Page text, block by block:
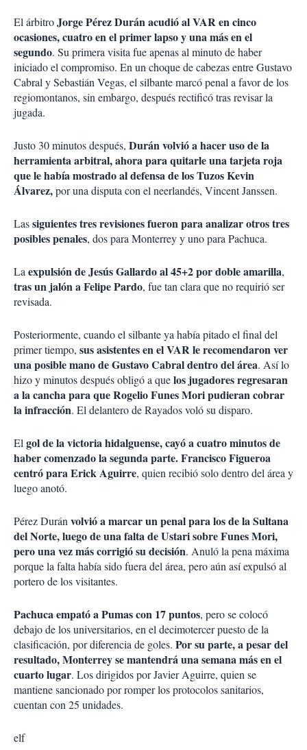
El árbitroJorge Pérez Durán acudió al VAR en cinco
ocasiones, cuatro en el primer lapso y una más en el
segundo. Su primera visita fue apenas al minuto de haber
iniciado el compromiso. En un choque de cabezas entre Gustavo
Cabral y Sebastián Vegas, el silbante marcó penal a favor de los
regiomontanos, sin embargo, después rectificó tras revisar la
jugada.
Justo 30 minutos después, Durán volvió a hacer uso de la
herramienta arbitral, ahora para quitarle una tarjeta roja
que le había mostrado al defensa de los Tuzos Kevin
Álvarez,por una disputa con el neerlandés, Vincent Janssen.
Lassiguientes tres revisiones fueron para analizar otros tres
posibles penales, dos para Monterrey y uno para Pachuca.
La expulsión de Jesús Gallardo al 45+2 por doble amarilla,
tras un jalón a Felipe Pardo, fue tan clara que no requirió ser
revisada.
Posteriormente, cuando el silbante ya había pitado el final del
primer tiempo, sus asistentes en el VAR le recomendaron ver
una posible mano de Gustavo Cabral dentro del área. Así lo
hizo y minutos después obligó a quelos jugadores regresaran
a la cancha para que Rogelio Funes Mori pudieran cobrar
la infracción. El delantero de Rayados voló su disparo.
El gol de la victoria hidalguense, cayó a cuatro minutos de
haber comenzado la segunda parte. Francisco Figueroa
centró para Erick Aguirre, quien recibió solo dentro del área y
luego anotó.
Pérez Durán volvió a marcar un penal para los de la Sultana
del Norte, luego de una falta de Ustari sobre Funes Mori,
pero una vez más corrigió su decisión. Anuló la pena máxima
porque la falta había sido fuera del área, pero aún así expulsó al
portero de los visitantes.
Pachuca empató a Pumas con 17 puntos, pero se colocó
debajo de los universitarios, en el decimotercer puesto de la
clasificación, por diferencia de goles. Por su parte, a pesar del
resultado, Monterrey se mantendrá una semana más en el
cuarto lugar. Los dirigidos por Javier Aguirre, quien se
mantiene sancionado por romper los protocolos sanitarios,
cuentan con 25 unidades.
elf